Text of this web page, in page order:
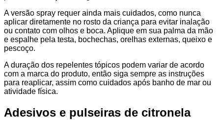
A versão spray requer ainda mais cuidados, como nunca
aplicar diretamente no rosto da criança para evitar inalação
ou contato com olhos e boca. Aplique em sua palma da mão
e espalhe pela testa, bochechas, orelhas externas, queixo e
pescoço.
A duração dos repelentes tópicos podem variar de acordo
com a marca do produto, então siga sempre as instruções
para reaplicar, assim como cuidados após banho de mar ou
atividade física.
Adesivos e pulseiras de citronela